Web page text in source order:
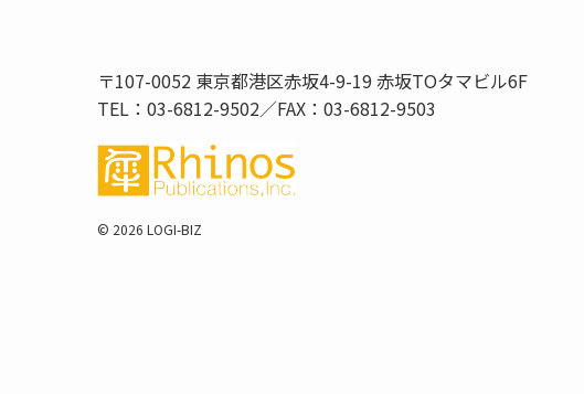
〒107-0052 東京都港区赤坂4-9-19 赤坂TOタマビル6F
TEL：03-6812-9502／FAX：03-6812-9503
© 2026 LOGI-BIZ